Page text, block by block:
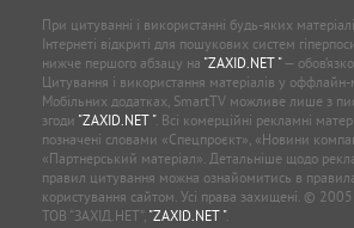
При цитуванні і використанні будь-яких
Інтернеті відкриті для пошукових систем
нижче першого абзацу на "ZAXID.NET "—
Цитування і використання матеріалів у оффлайн-
Мобільних додатках, SmartTV можливе лише з
згоди "ZAXID.NET ". Всі комерційні рекламні
позначені словами «Спецпроєкт», «Новини
«Партнерський матеріал». Детальніше щодо
правил цитування можна ознайомитись в
користування сайтом. Усі права захищені. ©
ТОВ “ЗАХІД.НЕТ”, "ZAXID.NET ".